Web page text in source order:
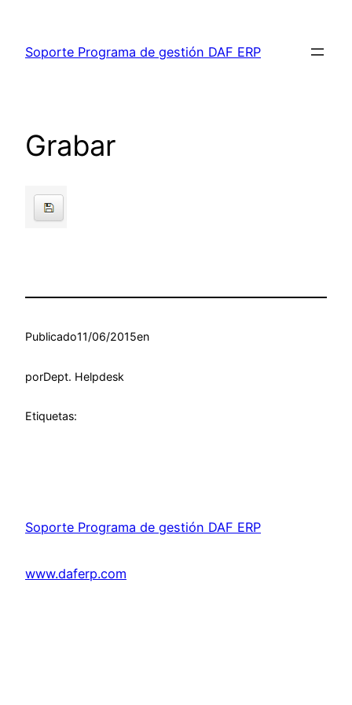
contenido
Soporte Programa de gestión DAF ERP
Grabar
Publicado11/06/2015en
porDept. Helpdesk
Etiquetas:
Soporte Programa de gestión DAF ERP
www.daferp.com